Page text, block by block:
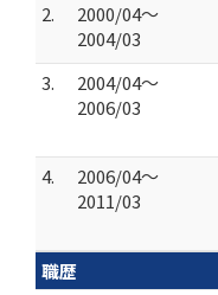
2.
2000/04～
2004/03
3.
2004/04～
2006/03
4.
2006/04～
2011/03
職歴